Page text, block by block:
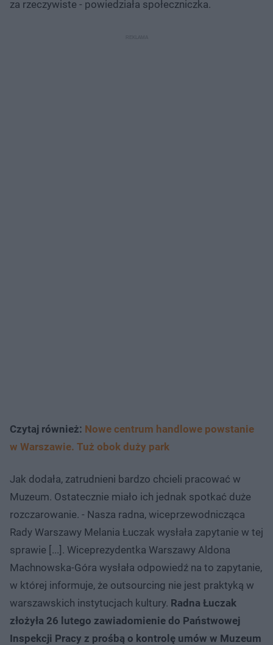
za rzeczywiste - powiedziała społeczniczka.
Czytaj również: Nowe centrum handlowe powstanie
w Warszawie. Tuż obok duży park
Jak dodała, zatrudnieni bardzo chcieli pracować w
Muzeum. Ostatecznie miało ich jednak spotkać duże
rozczarowanie. - Nasza radna, wiceprzewodnicząca
Rady Warszawy Melania Łuczak wysłała zapytanie w tej
sprawie [...]. Wiceprezydentka Warszawy Aldona
Machnowska-Góra wysłała odpowiedź na to zapytanie,
w której informuje, że outsourcing nie jest praktyką w
warszawskich instytucjach kultury. Radna Łuczak
złożyła 26 lutego zawiadomienie do Państwowej
Inspekcji Pracy z prośbą o kontrolę umów w Muzeum